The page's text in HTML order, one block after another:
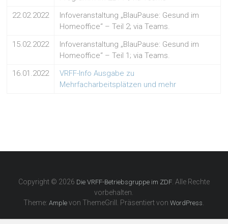
22.02.2022
Infoveranstaltung „BlauPause: Gesund im
Homeoffice“ – Teil 2; via Teams.
15.02.2022
Infoveranstaltung „BlauPause: Gesund im
Homeoffice“ – Teil 1; via Teams.
16.01.2022
VRFF-Info Ausgabe zu
Mehrfacharbeitsplätzen und mehr
Copyright © 2026 Die VRFF-Betriebsgruppe im ZDF. Alle Rechte
vorbehalten.
Theme:Ample von ThemeGrill. Präsentiert vonWordPress